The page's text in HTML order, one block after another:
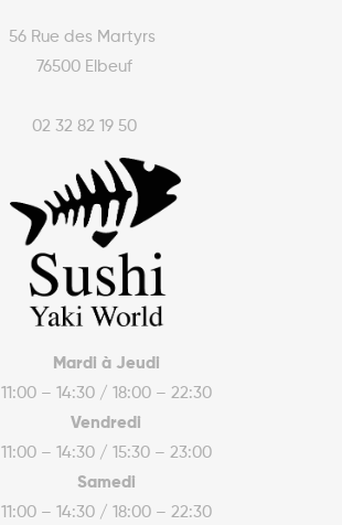
56 Rue des Martyrs
76500 Elbeuf
02 32 82 19 50
Mardi à Jeudi
11:00 – 14:30 / 18:00 – 22:30
Vendredi
11:00 – 14:30 / 15:30 – 23:00
Samedi
11:00 – 14:30 / 18:00 – 22:30